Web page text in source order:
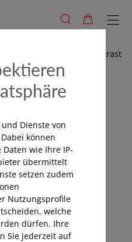
Hoher Kontrast
Dienste von
können
wie Ihre IP-
übermittelt
setzen zudem
Nutzungsprofile
welche
dürfen. Ihre
Sie jederzeit auf